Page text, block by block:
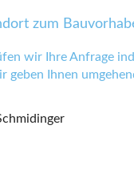
zum
wir Ihre Anfrage
geben Ihnen